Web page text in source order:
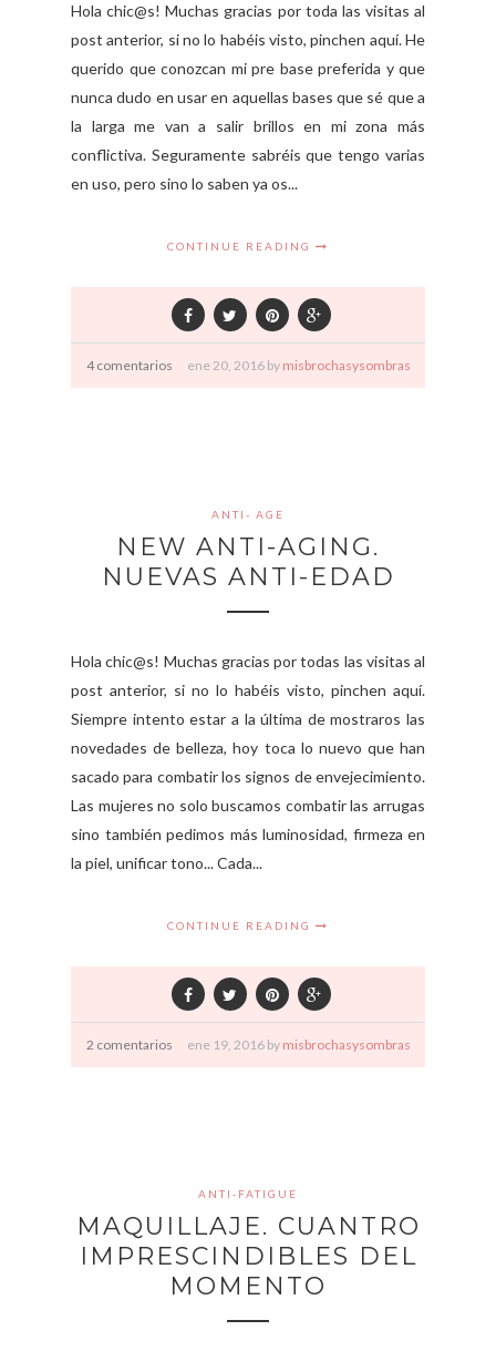
Hola chic@s! Muchas gracias por toda las visitas al
post anterior, si no lo habéis visto, pinchen aquí. He
querido que conozcan mi pre base preferida y que
nunca dudo en usar en aquellas bases que sé que a
la larga me van a salir brillos en mi zona más
conflictiva. Seguramente sabréis que tengo varias
en uso, pero sino lo saben ya os...
CONTINUE READING
4 comentarios ene20, 2016 by misbrochasysombras
ANTI- AGE
NEW ANTI-AGING.
NUEVAS ANTI-EDAD
Hola chic@s! Muchas gracias por todas las visitas al
post anterior, si no lo habéis visto, pinchen aquí.
Siempre intento estar a la última de mostraros las
novedades de belleza, hoy toca lo nuevo que han
sacado para combatir los signos de envejecimiento.
Las mujeres no solo buscamos combatir las arrugas
sino también pedimos más luminosidad, firmeza en
la piel, unificar tono... Cada...
CONTINUE READING
2 comentarios ene 19, 2016 by misbrochasysombras
ANTI-FATIGUE
MAQUILLAJE. CUANTRO
IMPRESCINDIBLES DEL
MOMENTO